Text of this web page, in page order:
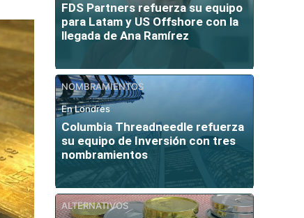
FDS Partners refuerza su equipo
para Latam y US Offshore con la
llegada de Ana Ramírez
NOMBRAMIENTOS
En Londres
Columbia Threadneedle refuerza
su equipo de Inversión con tres
nombramientos
ALTERNATIVOS